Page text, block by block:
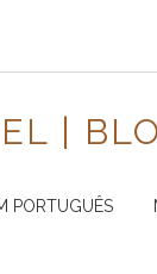
|
PORTUGUÊS